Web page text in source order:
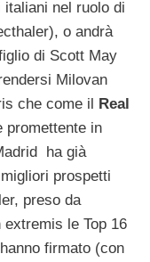
nel ruolo di
o andrà
di Scott May
Milovan
che come il Real
promettente in
ha già
prospetti
preso da
le Top 16
firmato (con